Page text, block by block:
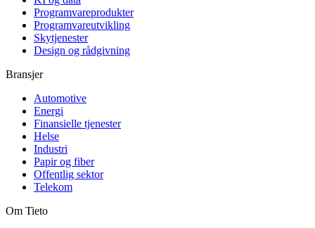
Programvareprodukter
Programvareutvikling
Skytjenester
Design og rådgivning
Bransjer
Automotive
Energi
Finansielle tjenester
Helse
Industri
Papir og fiber
Offentlig sektor
Telekom
Om Tieto